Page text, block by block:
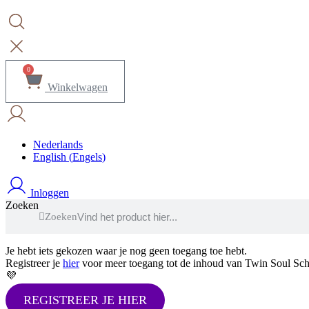
0
Winkelwagen
Nederlands
English (Engels)
Inloggen
Zoeken
Zoeken
Je hebt iets gekozen waar je nog geen toegang toe hebt.
Registreer je hiervoor meer toegang tot de inhoud van Twin Soul
💜
REGISTREER JE HIER